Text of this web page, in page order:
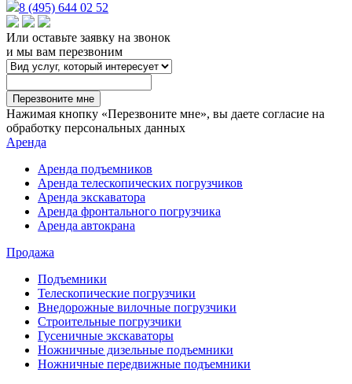
8 (495) 644 02 52
Или оставьте заявку на звонок
и мы вам перезвоним
Перезвоните мне
Нажимая кнопку «Перезвоните мне», вы даете согласие на
обработку персональных данных
Аренда
Аренда подъемников
Аренда телескопических погрузчиков
Аренда экскаватора
Аренда фронтального погрузчика
Аренда автокрана
Продажа
Подъемники
Телескопические погрузчики
Внедорожные вилочные погрузчики
Строительные погрузчики
Гусеничные экскаваторы
Ножничные дизельные подъемники
Ножничные передвижные подъемники